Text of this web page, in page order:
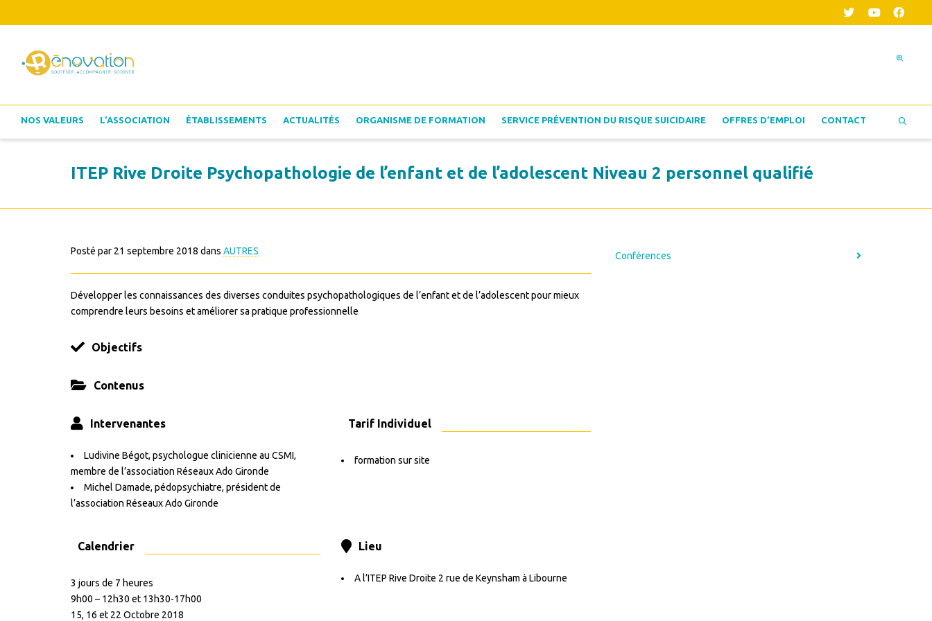
NOS VALEURS L’ASSOCIATION ÉTABLISSEMENTS ACTUALITÉS ORGANISME DE FORMATION SERVICE PRÉVENTION DU RISQUE SUICIDAIRE OFFRES D’EMPLOI CONTACT
ITEP Rive Droite Psychopathologie de l’enfant et de l’adolescent Niveau 2 personnel qualifié
Posté par 21 septembre 2018 dans AUTRES
Développer les connaissances des diverses conduites psychopathologiques de l’enfant et de l’adolescent pour mieux
comprendre leurs besoins et améliorer sa pratique professionnelle
Objectifs
Contenus
Intervenantes
Ludivine Bégot, psychologue clinicienne au CSMI,
membre de l’association Réseaux Ado Gironde
Michel Damade, pédopsychiatre, président de
l’association Réseaux Ado Gironde
Tarif Individuel
formation sur site
Calendrier
3 jours de 7 heures
9h00 – 12h30 et 13h30-17h00
15, 16 et 22 Octobre 2018
Lieu
A l’ITEP Rive Droite 2 rue de Keynsham à Libourne
Conférences